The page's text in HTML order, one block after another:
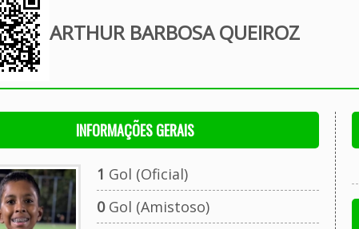
ARTHUR BARBOSA QUEIROZ
INFORMAÇÕES GERAIS
1 Gol (Oficial)
0Gol (Amistoso)